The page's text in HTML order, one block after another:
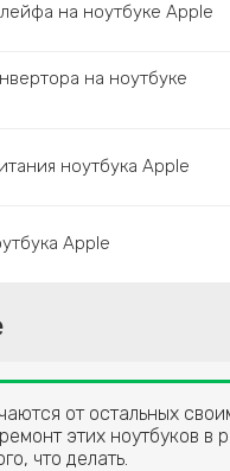
на ноутбуке Apple
на ноутбуке
ноутбука Apple
Apple
от остальных
этих ноутбуков в
что делать.